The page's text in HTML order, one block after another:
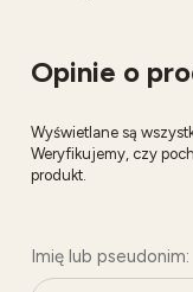
Opinie o
Wyświetlane są
Weryfikujemy, czy
produkt.
Imię lub pseudonim: